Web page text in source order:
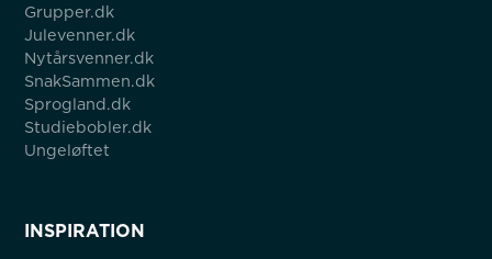
Grupper.dk
Julevenner.dk
Nytårsvenner.dk
SnakSammen.dk
Sprogland.dk
Studiebobler.dk
Ungeløftet
INSPIRATION